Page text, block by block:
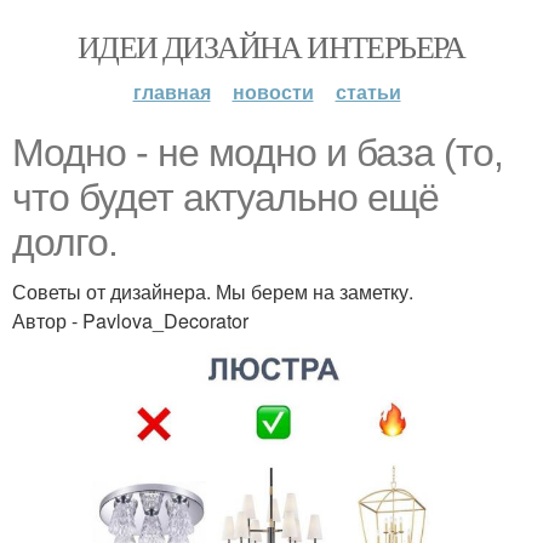
ИДЕИ ДИЗАЙНА ИНТЕРЬЕРА
главная новости статьи
Модно - не модно и база (то,
что будет актуально ещё
долго.
Советы от дизайнера. Мы берем на заметку.
Автор - Pavlova_Decorator